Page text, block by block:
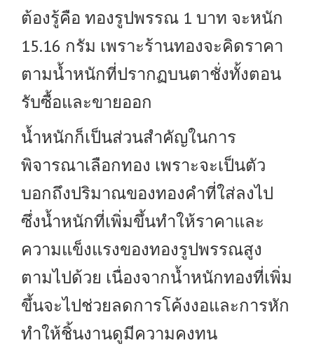
ต้องรู้คือ ทองรูปพรรณ 1 บาท จะหนัก
15.16 กรัม เพราะร้านทองจะคิดราคา
ตามน้ำหนักที่ปรากฏบนตาชั่งทั้งตอน
รับซื้อและขายออก
น้ำหนักก็เป็นส่วนสำคัญในการ
พิจารณาเลือกทอง เพราะจะเป็นตัว
บอกถึงปริมาณของทองคำที่ใส่ลงไป
ซึ่งน้ำหนักที่เพิ่มขึ้นทำให้ราคาและ
ความแข็งแรงของทองรูปพรรณสูง
ตามไปด้วย เนื่องจากน้ำหนักทองที่เพิ่ม
ขึ้นจะไปช่วยลดการโค้งงอและการหัก
ทำให้ชิ้นงานดูมีความคงทน